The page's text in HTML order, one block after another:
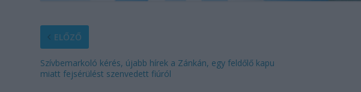
ELŐZŐ
Szívbemarkoló kérés, újabb hírek a Zánkán, egy feldőlő kapu
miatt fejsérülést szenvedett fiúról